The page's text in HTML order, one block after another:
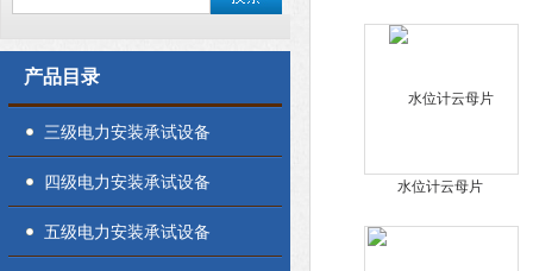
产品目录
三级电力安装承试设备
四级电力安装承试设备
五级电力安装承试设备
水位计云母片